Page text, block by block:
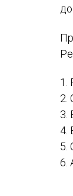
1.
2.
3.
4.
5.
6.